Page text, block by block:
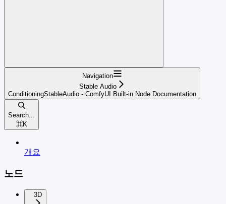
Navigation
Stable Audio
ConditioningStableAudio - ComfyUI Built-in Node Documentation
Search...
⌘K
개요
노드
3D